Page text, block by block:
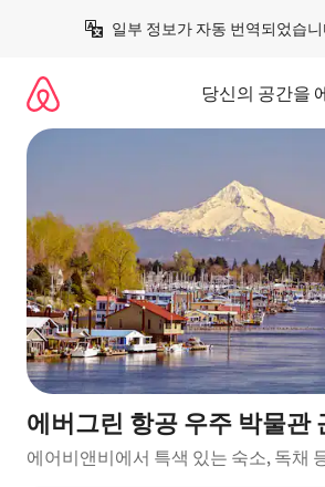
일부 정보가 자동 번역되었습
당신의 공간을
에버그린 항공 우주 박물관
에어비앤비에서 특색 있는 숙소, 독채